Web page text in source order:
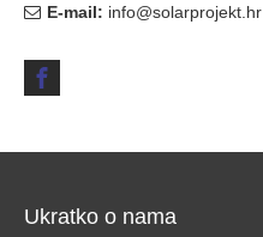
E-mail: info@solarprojekt.hr
Ukratko o nama